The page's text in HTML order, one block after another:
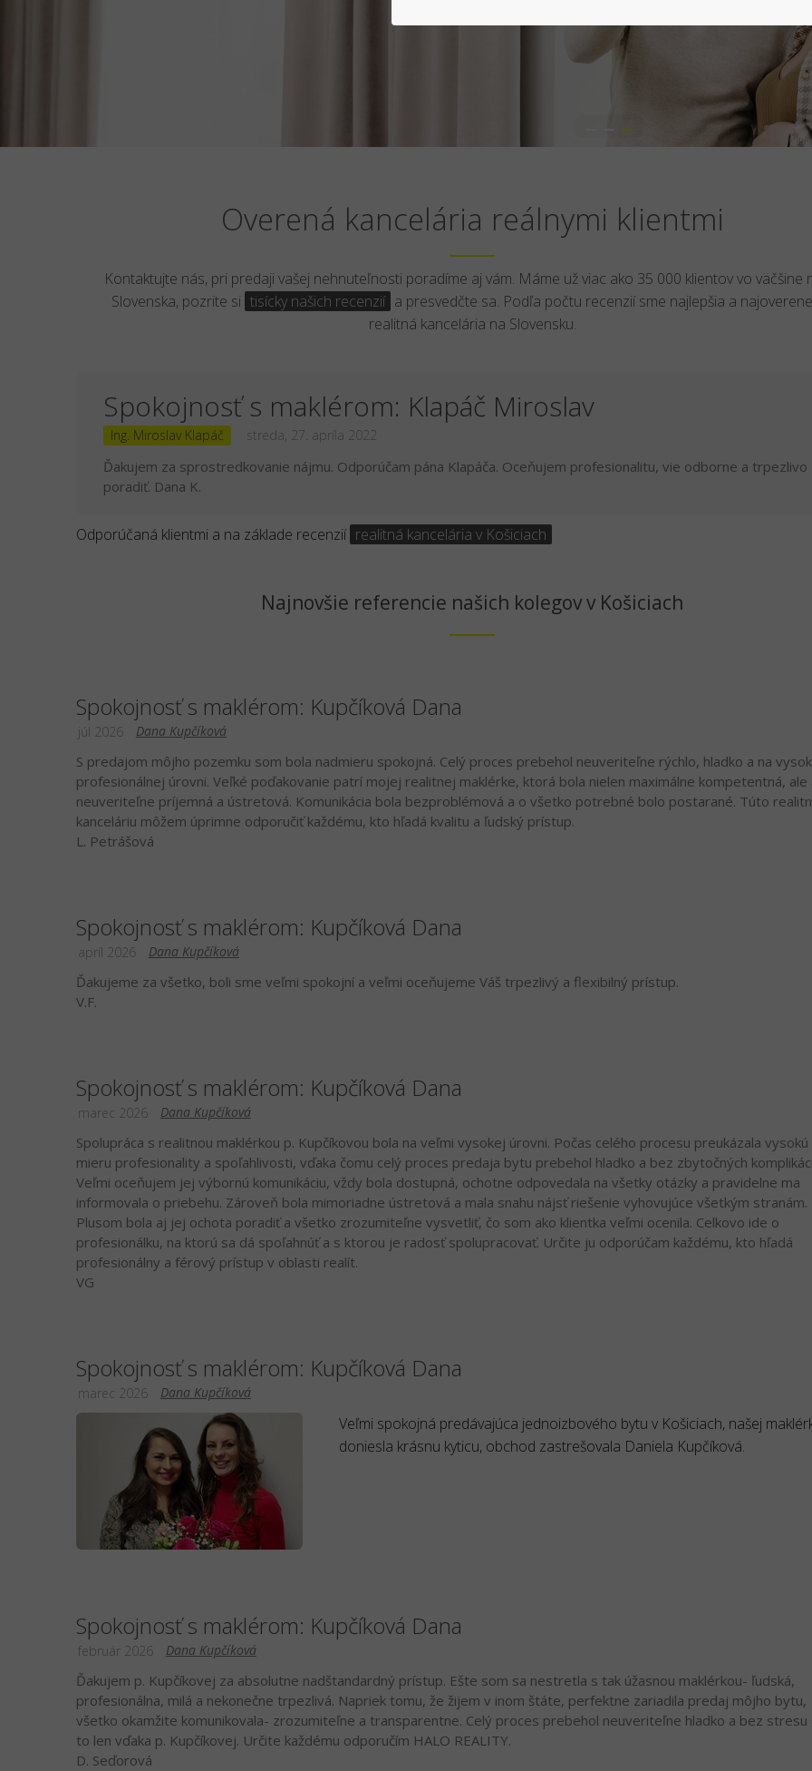
Overená kancelária reálnymi klientmi
Kontaktujte nás, pri predaji vašej nehnuteľnosti poradíme aj vám. Máme už viac ako 35 000 klientov vo väčšine
Slovenska, pozrite si tisícky našich recenzií a presvedčte sa. Podľa počtu recenzií sme najlepšia a
realitná kancelária na Slovensku.
Spokojnosť s maklérom: Klapáč Miroslav
Ing. Miroslav Klapáč streda, 27. apríla 2022
Ďakujem za sprostredkovanie nájmu. Odporúčam pána Klapáča. Oceňujem profesionalitu, vie odborne a trpezlivo
poradiť. Dana K.
Odporúčaná klientmi a na základe recenzií realitná kancelária v Košiciach
Najnovšie referencie našich kolegov v Košiciach
Spokojnosť s maklérom: Kupčíková Dana
Dana Kupčíková
júl 2026
​S predajom môjho pozemku som bola nadmieru spokojná. Celý proces prebehol neuveriteľne rýchlo, hladko a na
profesionálnej úrovni. Veľké poďakovanie patrí mojej realitnej maklérke, ktorá bola nielen maximálne kompetentná, ale
neuveriteľne príjemná a ústretová. Komunikácia bola bezproblémová a o všetko potrebné bolo postarané. Túto
kanceláriu môžem úprimne odporučiť každému, kto hľadá kvalitu a ľudský prístup.
L. Petrášová
Spokojnosť s maklérom: Kupčíková Dana
Dana Kupčíková
apríl 2026
Ďakujeme za všetko, boli sme veľmi spokojní a veľmi oceňujeme Váš trpezlivý a flexibilný prístup.
V.F.
Spokojnosť s maklérom: Kupčíková Dana
Dana Kupčíková
marec 2026
Spolupráca s realitnou maklérkou p. Kupčíkovou bola na veľmi vysokej úrovni. Počas celého procesu preukázala vysokú
mieru profesionality a spoľahlivosti, vďaka čomu celý proces predaja bytu prebehol hladko a bez zbytočných
Veľmi oceňujem jej výbornú komunikáciu, vždy bola dostupná, ochotne odpovedala na všetky otázky a pravidelne ma
informovala o priebehu. Zároveň bola mimoriadne ústretová a mala snahu nájsť riešenie vyhovujúce všetkým stranám.
Plusom bola aj jej ochota poradiť a všetko zrozumiteľne vysvetliť, čo som ako klientka veľmi ocenila. Celkovo ide o
profesionálku, na ktorú sa dá spoľahnúť a s ktorou je radosť spolupracovať. Určite ju odporúčam každému, kto hľadá
profesionálny a férový prístup v oblasti realít.
VG
Spokojnosť s maklérom: Kupčíková Dana
Dana Kupčíková
marec 2026
Veľmi spokojná predávajúca jednoizbového bytu v Košiciach, našej
doniesla krásnu kyticu, obchod zastrešovala Daniela Kupčíková.
Spokojnosť s maklérom: Kupčíková Dana
Dana Kupčíková
február 2026
Ďakujem p. Kupčíkovej za absolutne nadštandardný prístup. Ešte som sa nestretla s tak úžasnou maklérkou- ľudská,
profesionálna, milá a nekonečne trpezlivá. Napriek tomu, že žijem v inom štáte, perfektne zariadila predaj môjho bytu,
všetko okamžite komunikovala- zrozumiteľne a transparentne. Celý proces prebehol neuveriteľne hladko a bez stresu
to len vďaka p. Kupčíkovej. Určite každému odporučím HALO REALITY.
D. Seďorová